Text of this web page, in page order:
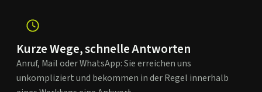
Kurze Wege, schnelle Antworten
Anruf, Mail oder WhatsApp: Sie erreichen uns
unkompliziert und bekommen in der Regel innerhalb